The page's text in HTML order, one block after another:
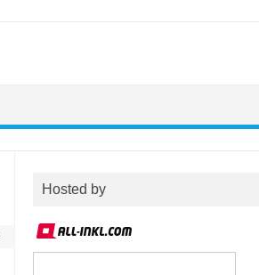
Hosted by